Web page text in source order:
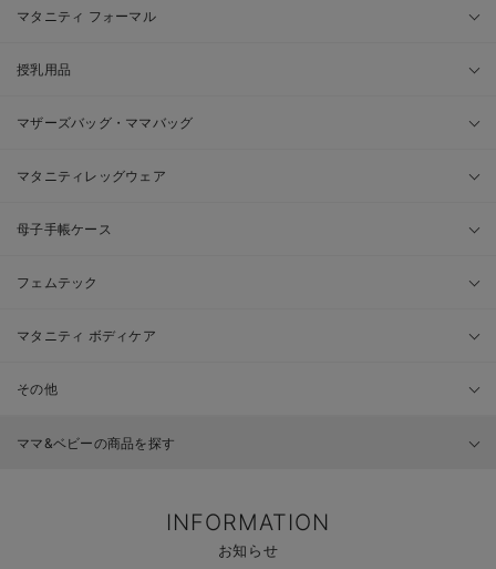
マタニティ フォーマル
授乳用品
マザーズバッグ・ママバッグ
マタニティレッグウェア
母子手帳ケース
フェムテック
マタニティ ボディケア
その他
ママ&ベビーの商品を探す
INFORMATION
お知らせ